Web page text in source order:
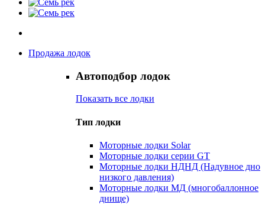
Продажа лодок
Автоподбор лодок
Показать все лодки
Тип лодки
Моторные лодки Solar
Моторные лодки серии GT
Моторные лодки НДНД (Надувное дно
низкого давления)
Моторные лодки МД (многобаллонное
днище)